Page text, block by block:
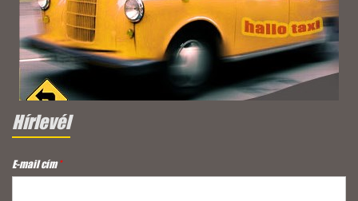
Hírlevél
E-mail cím*